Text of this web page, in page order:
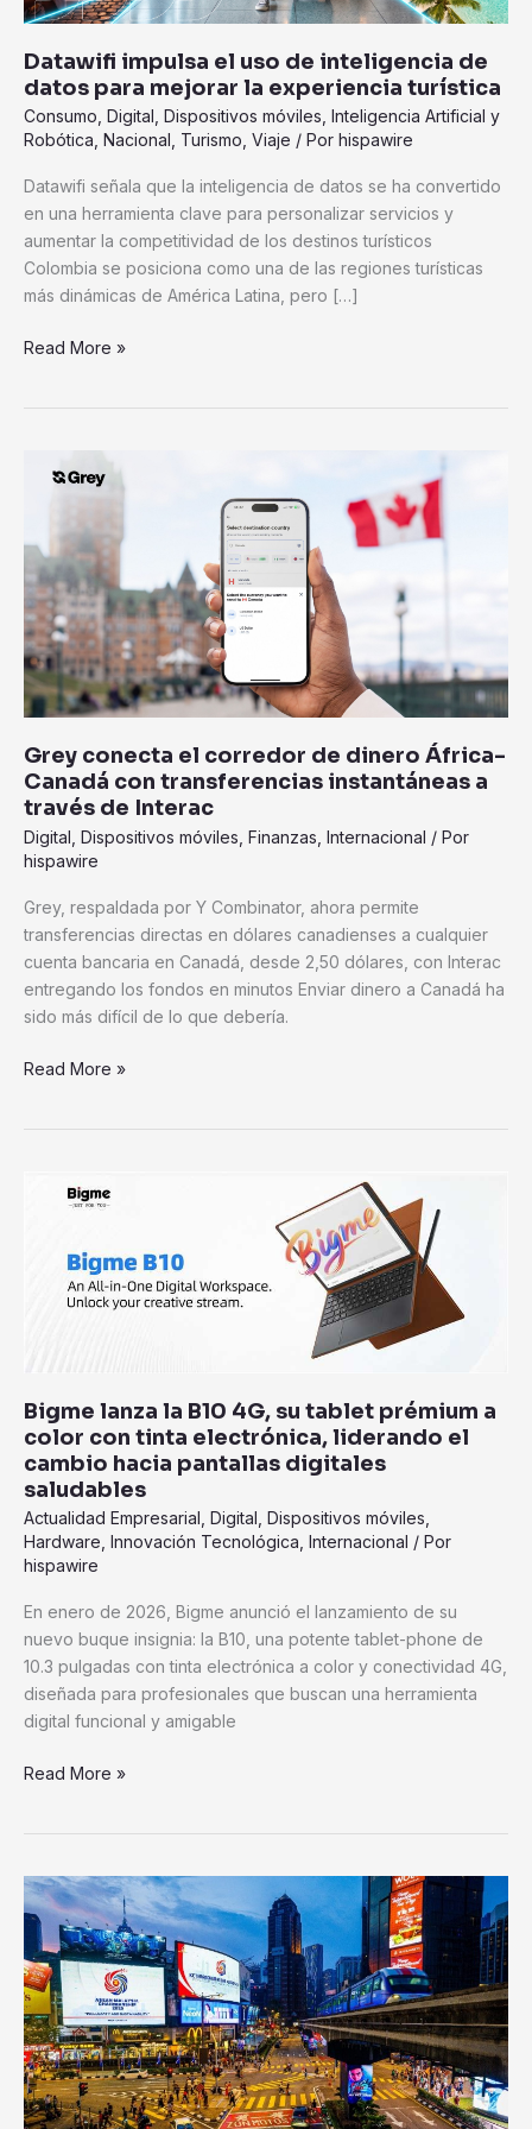
Datawifi impulsa el uso de inteligencia de
datos para mejorar la experiencia turística
Consumo Digital Dispositivos móviles Inteligencia Artificial y
Robótica Nacional Turismo Viaje / Por hispawire
Datawifi señala que la inteligencia de datos se ha convertido
en una herramienta clave para personalizar servicios y
aumentar la competitividad de los destinos turísticos
Colombia se posiciona como una de las regiones turísticas
más dinámicas de América Latina, pero […]
mejorar
experiencia
turística
Read More »
Grey conecta el corredor de dinero África-
Canadá con transferencias instantáneas a
través de Interac
Digital Dispositivos móviles Finanzas Internacional / Por
hispawire
Grey, respaldada por Y Combinator, ahora permite
transferencias directas en dólares canadienses a cualquier
cuenta bancaria en Canadá, desde 2,50 dólares, con Interac
entregando los fondos en minutos Enviar dinero a Canadá ha
sido más difícil de lo que debería.
conecta
corredor
de
dinero
África-
Canadá
con
transferencias
a
través
de
Interac
Read More »
Bigme lanza la B10 4G, su tablet prémium a
color con tinta electrónica, liderando el
cambio hacia pantallas digitales
saludables
Actualidad Empresarial Digital Dispositivos móviles
Hardware Innovación Tecnológica Internacional / Por
hispawire
En enero de 2026, Bigme anunció el lanzamiento de su
nuevo buque insignia: la B10, una potente tablet-phone de
10.3 pulgadas con tinta electrónica a color y conectividad 4G,
diseñada para profesionales que buscan una herramienta
digital funcional y amigable
Bigme
a
color
con
tinta
electrónica,
liderando
el
hacia
pantallas
digitales
saludables
Read More »
Malasia
amplía
las
comunicaciones
seguras
de
BlackBerry
para
las